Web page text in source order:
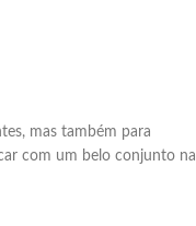
mas também para
com um belo conjunto na